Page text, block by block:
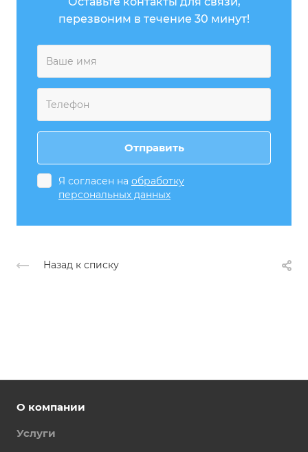
перезвоним в течение 30 минут!
Я согласен на обработку
персональных данных
Назад к списку
О компании
Услуги